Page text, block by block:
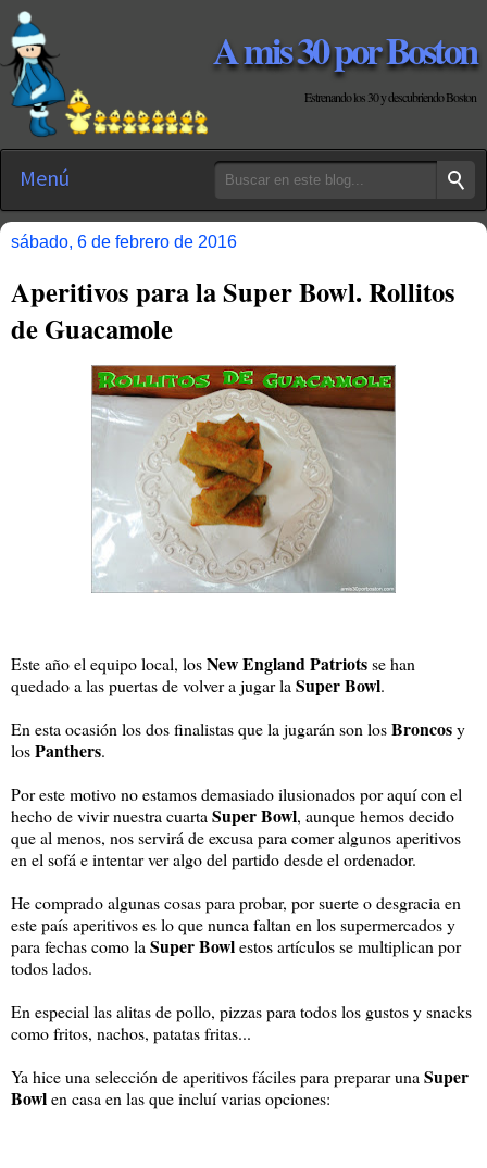
A mis 30 por Boston
Estrenando los 30 y descubriendo Boston
Menú
sábado, 6 de febrero de 2016
Aperitivos para la Super Bowl. Rollitos
de Guacamole
Este año el equipo local, losNew England Patriotsse han
quedado a las puertas de volver a jugar laSuper Bowl.
En esta ocasión los dos finalistas que la jugarán son losBroncosy
losPanthers.
Por este motivo no estamos demasiado ilusionados por aquí con el
hecho de vivir nuestra cuartaSuper Bowl, aunque hemos decido
que al menos, nos servirá de excusa para comer algunos aperitivos
en el sofá e intentar ver algo del partido desde el ordenador.
He comprado algunas cosas para probar, por suerte o desgracia en
este país aperitivos es lo que nunca faltan en los supermercados y
para fechas como laSuper Bowlestos artículos se multiplican por
todos lados.
En especial las alitas de pollo, pizzas para todos los gustos y snacks
como fritos, nachos, patatas fritas...
Ya hice una selección de aperitivos fáciles para preparar unaSuper
Bowlen casa en las que incluí varias opciones: